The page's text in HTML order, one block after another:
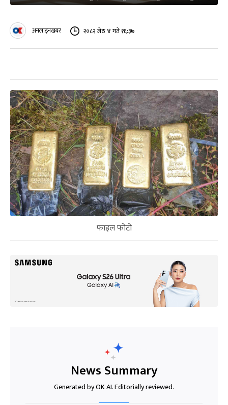
अनलाइनखबर २०८२ जेठ ४ गते १६:३७
फाइल फोटो
News Summary
Generated by OK AI. Editorially reviewed.